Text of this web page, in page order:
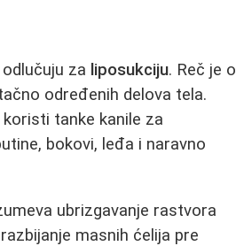
za liposukciju. Reč je o
određenih delova tela.
tanke kanile za
bokovi, leđa i naravno
ubrizgavanje rastvora
masnih ćelija pre